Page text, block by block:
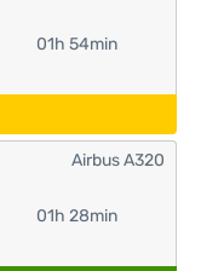
01h 54min
01h 28min
Airbus A320